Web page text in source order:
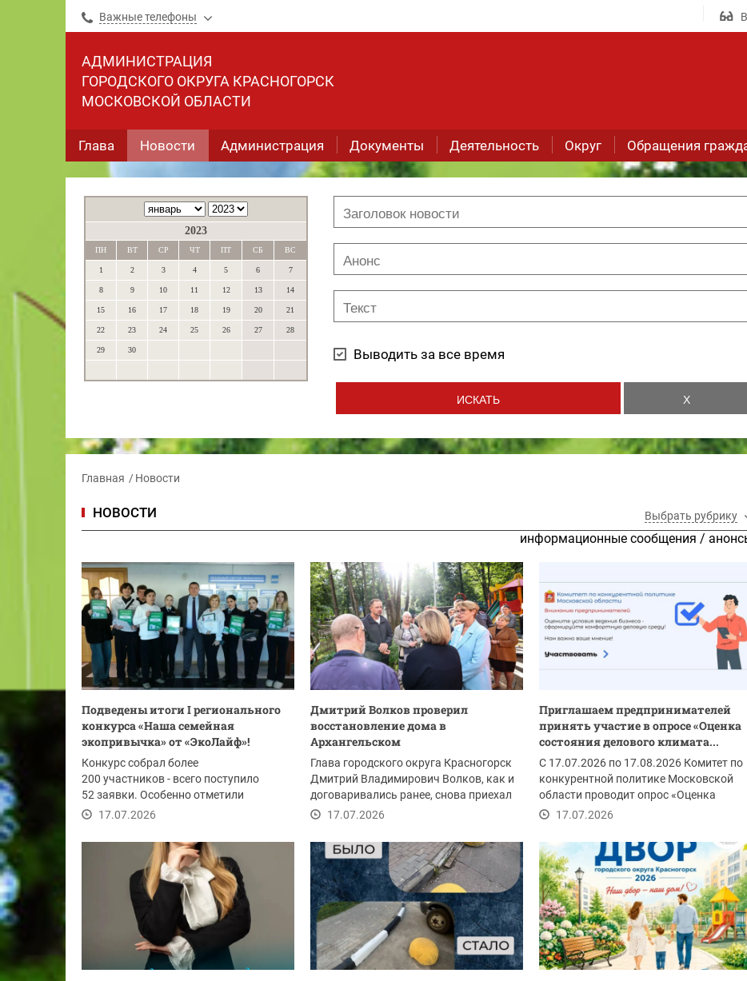
Важные телефоны
АДМИНИСТРАЦИЯ
ГОРОДСКОГО ОКРУГА КРАСНОГОРСК
МОСКОВСКОЙ ОБЛАСТИ
Глава Новости Администрация Документы Деятельность Округ Обращения
2023
ПН ВТ СР ЧТ ПТ СБ ВС
1 2 3 4 5 6 7
8 9 10 11 12 13 14
15 16 17 18 19 20 21
22 23 24 25 26 27 28
29 30 Выводить за все время
Главная Новости
НОВОСТИ Выбрать рубрику
информационные сообщения /
Подведены итоги I регионального
конкурса «Наша семейная
экопривычка» от «ЭкоЛайф»!
Конкурс собрал более
200 участников - всего поступило
52 заявки. Особенно отметили
активность жителей Красногорска,...
17.07.2026
Дмитрий Волков проверил
восстановление дома в
Архангельском
Глава городского округа Красногорск
Дмитрий Владимирович Волков, как и
договаривались ранее, снова приехал
в... 17.07.2026
Приглашаем предпринимателей
принять участие в опросе «Оценка
состояния делового климата...
С 17.07.2026 по 17.08.2026 Комитет по
конкурентной политике Московской
области проводит опрос «Оценка
состояния...
17.07.2026